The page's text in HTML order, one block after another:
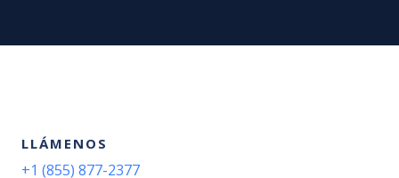
LLÁMENOS
+1 (855) 877-2377